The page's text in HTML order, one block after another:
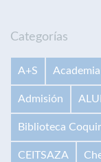
Categorías
A+S Academia
Admisión
Biblioteca
CEITSAZA